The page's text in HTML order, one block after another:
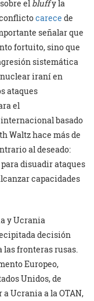
el bluffy la
carece de
señalar que
fortuito, sino que
sistemática
iraní en
ataques
el
basado
Waltz hace más de
al deseado:
disuadir ataques
capacidades
y Ucrania
decisión
las fronteras rusas.
Europeo,
Unidos, de
Ucrania a la OTAN,